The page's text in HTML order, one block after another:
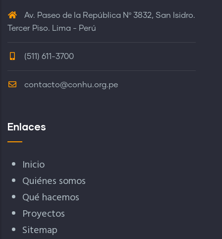
Av. Paseo de la República Nº 3832, San Isidro.
Tercer Piso. Lima - Perú
(511) 611-3700
contacto@conhu.org.pe
Enlaces
Inicio
Quiénes somos
Qué hacemos
Proyectos
Sitemap